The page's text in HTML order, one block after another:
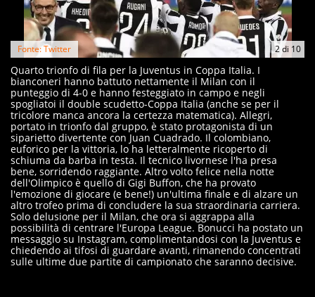
2di 10
Fonte: Twitter
Quarto trionfo di fila per la Juventus in Coppa Italia. I
bianconeri hanno battuto nettamente il Milan con il
punteggio di 4-0 e hanno festeggiato in campo e negli
spogliatoi il double scudetto-Coppa Italia (anche se per il
tricolore manca ancora la certezza matematica). Allegri,
portato in trionfo dal gruppo, è stato protagonista di un
siparietto divertente con Juan Cuadrado. Il colombiano,
euforico per la vittoria, lo ha letteralmente ricoperto di
schiuma da barba in testa. Il tecnico livornese l'ha presa
bene, sorridendo raggiante. Altro volto felice nella notte
dell'Olimpico è quello di Gigi Buffon, che ha provato
l'emozione di giocare (e bene!) un'ultima finale e di alzare un
altro trofeo prima di concludere la sua straordinaria carriera.
Solo delusione per il Milan, che ora si aggrappa alla
possibilità di centrare l'Europa League. Bonucci ha postato un
messaggio su Instagram, complimentandosi con la Juventus e
chiedendo ai tifosi di guardare avanti, rimanendo concentrati
sulle ultime due partite di campionato che saranno decisive.